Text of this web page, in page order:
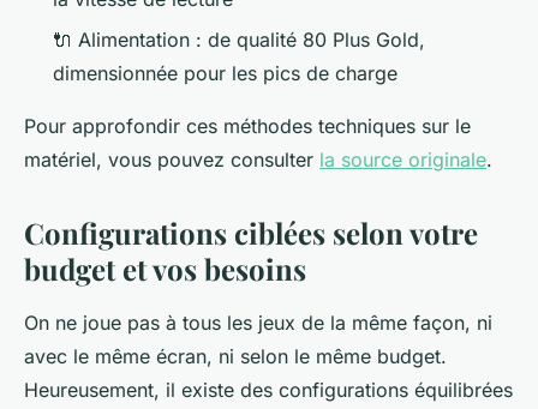
🔌 Alimentation : de qualité 80 Plus Gold,
dimensionnée pour les pics de charge
Pour approfondir ces méthodes techniques sur le
matériel, vous pouvez consulter la source originale.
Configurations ciblées selon votre
budget et vos besoins
On ne joue pas à tous les jeux de la même façon, ni
avec le même écran, ni selon le même budget.
Heureusement, il existe des configurations équilibrées